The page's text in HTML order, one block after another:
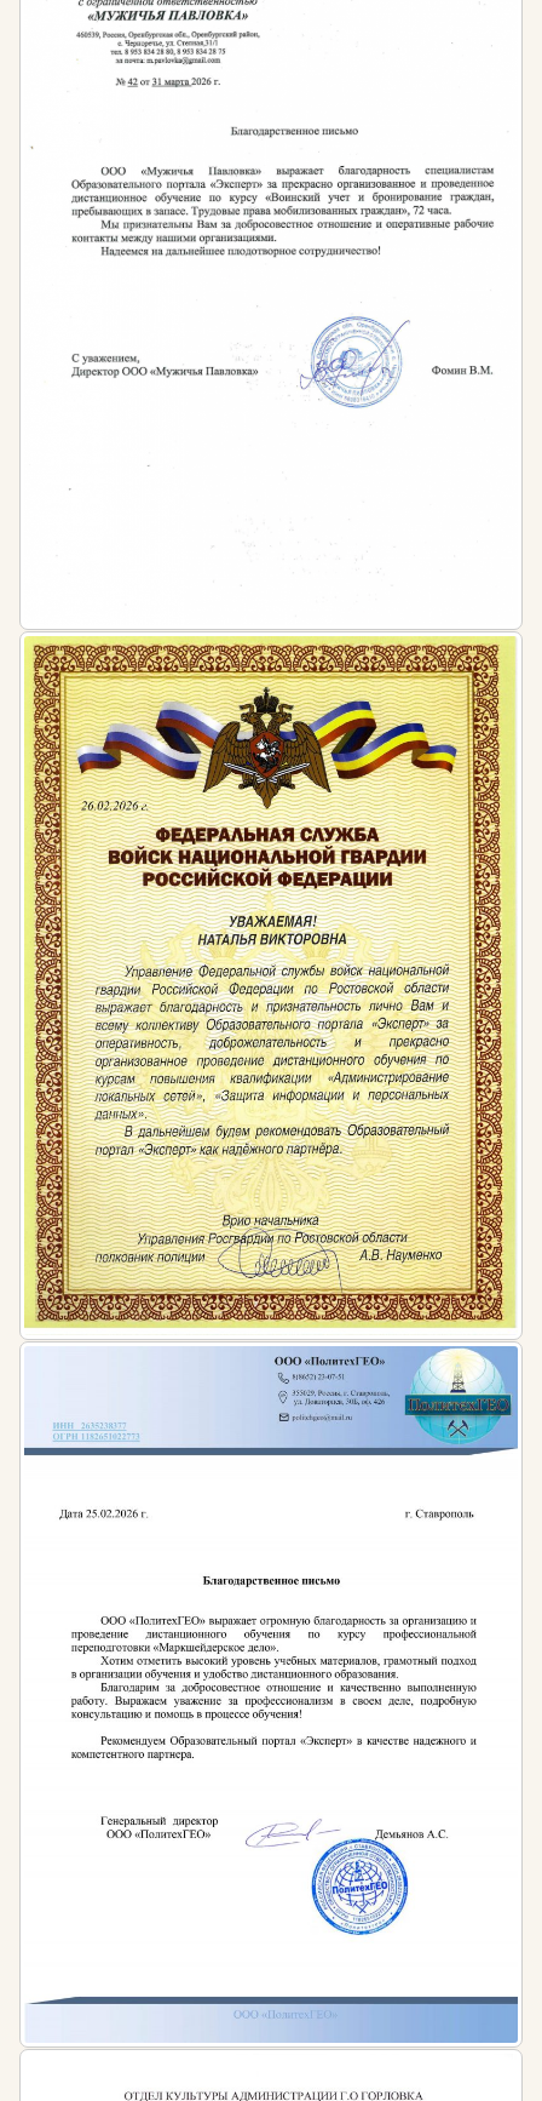
Какие навыки вы приобретете
В процессе обучения вы освоите:
Выполнение задач по созданию и обработке
Осуществление организационно-
информационного обеспечения деятельности
руководителя.
Обеспечение подготовки дел к передаче в
Ведение электронного документооборота с
использованием современных
информационных технологий.
Документирование управленческой
Ведение делового общения и переписки.
Работу с нормативно-правовыми актами в сфере
Программы дистанционного обучения
На странице представлены следующие
направления:
Делопроизводство и секретарское дело
Программы профессионального обучения и
профессиональной переподготовки для
специалистов, работающих с документами. Вы
научитесь вести кадровое делопроизводство,
оформлять входящую и исходящую документацию,
работать с обращениями граждан и организаций.
Документационное обеспечение
Это направление подойдет тем, кто хочет углубить
знания в области организационно-
документационного обеспечения управления. Вы
изучите процессы создания, обработки и движения
документов в организации, освоите методы
контроля исполнения и систематизации
документации.
Специалисты по архивному делу востребованы в
государственных учреждениях, архивах, музеях и
формировать электронные архивы, обеспечивать
Электронный документооборот
В условиях цифровой трансформации навыки
работы с системами электронного
документооборота становятся обязательными. Вы
освоите современные платформы и сервисы для
вести электронные архивы.
Процесс обучения в нашем учебном центре
этапы:
Подача заявки — оставьте заявку любым